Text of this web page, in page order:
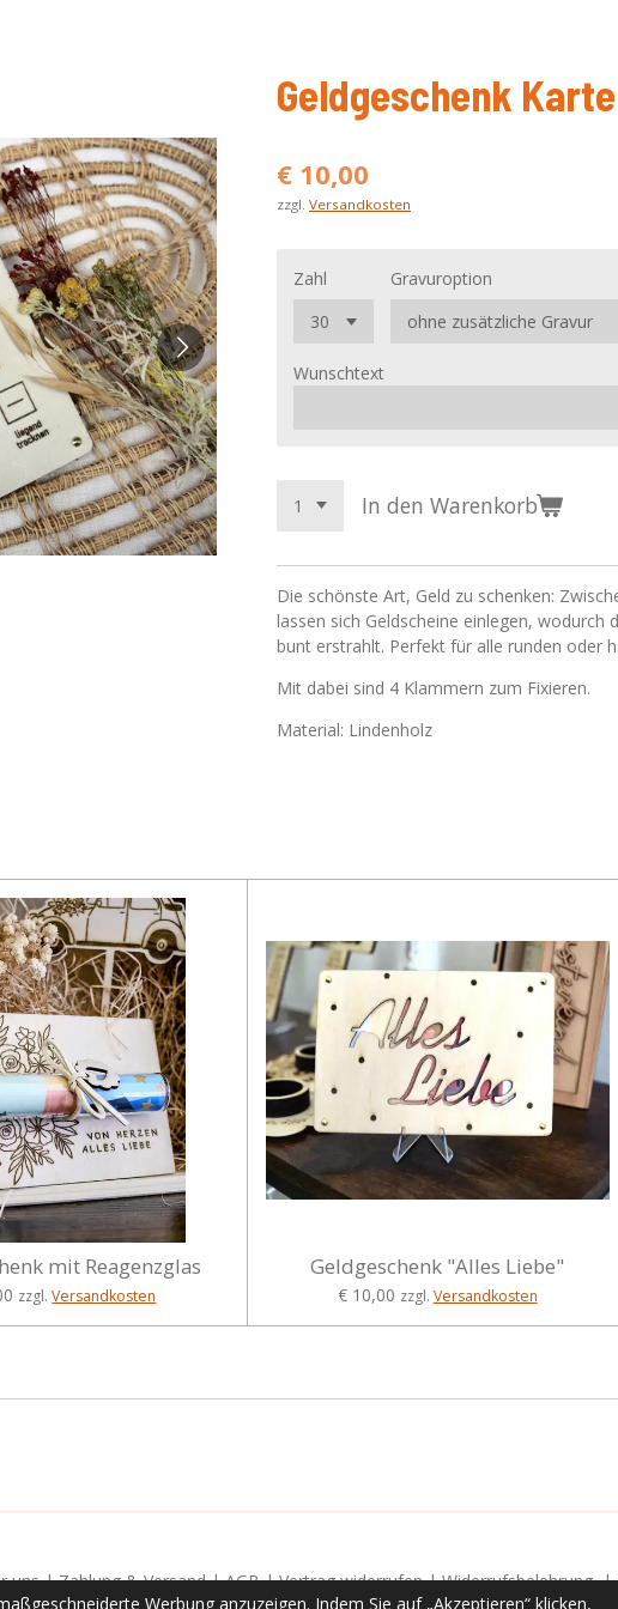
Werbung anzuzeigen. Indem Sie auf „Akzeptieren“ klicken,
Geldgeschenk
€ 10,00
zzgl. Versandkosten
Zahl Gravuroption
Wunschtext
In den Warenkorb
Die schönste Art, Geld zu schenken:
lassen sich Geldscheine einlegen, wodurch
bunt erstrahlt. Perfekt für alle runden oder
Mit dabei sind 4 Klammern zum Fixieren.
Material: Lindenholz
mit Reagenzglas
zzgl.Versandkosten
Geldgeschenk "Alles Liebe"
€ 10,00 zzgl. Versandkosten
uns|Zahlung & Versand |AGB|Vertrag widerrufen |Widerrufsbelehrung |